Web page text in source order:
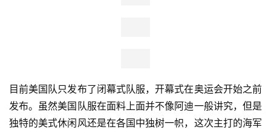
目前美国队只发布了闭幕式队服，开幕式在奥运会开始之前
发布。虽然美国队服在面料上面并不像阿迪一般讲究，但是
独特的美式休闲风还是在各国中独树一帜，这次主打的海军